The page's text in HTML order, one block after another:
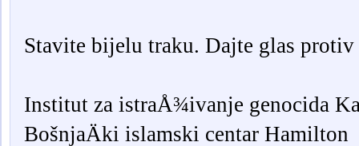
Stavite bijelu traku. Dajte glas protiv
Institut za istraÅ¾ivanje genocida
BošnjaÄki islamski centar Hamilton